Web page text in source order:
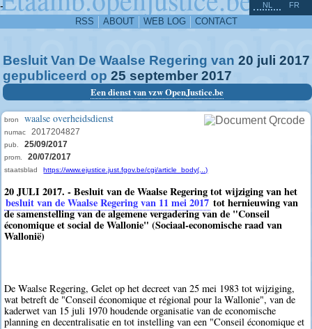
-
RSS ABOUT WEB LOG CONTACT
NL FR
Besluit Van De Waalse Regering van 20 juli 2017
gepubliceerd op 25 september 2017
Een dienst van vzw OpenJustice.be
bron waalse overheidsdienst
numac 2017204827
pub. 25/09/2017
prom. 20/07/2017
staatsblad https://www.ejustice.just.fgov.be/cgi/article_body(...)
20 JULI 2017. - Besluit van de Waalse Regering tot wijziging van het
besluit van de Waalse Regering van 11 mei 2017 tot hernieuwing van
de samenstelling van de algemene vergadering van de "Conseil
économique et social de Wallonie" (Sociaal-economische raad van
Wallonië)
De Waalse Regering, Gelet op het decreet van 25 mei 1983 tot wijziging,
wat betreft de "Conseil économique et régional pour la Wallonie", van de
kaderwet van 15 juli 1970 houdende organisatie van de economische
planning en decentralisatie en tot instelling van een "Conseil économique et
^